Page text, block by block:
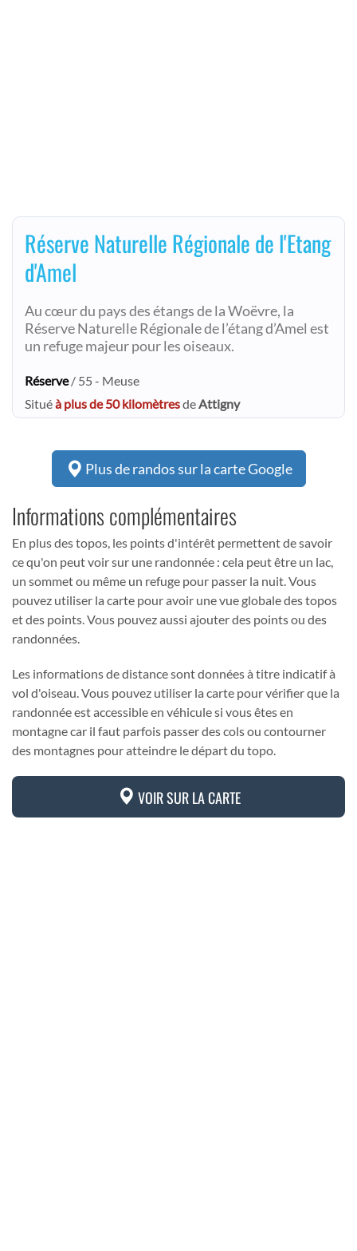
Réserve Naturelle Régionale de l'Etang
d'Amel
Au cœur du pays des étangs de la Woëvre, la
Réserve Naturelle Régionale de l’étang d’Amel est
un refuge majeur pour les oiseaux.
Réserve/ 55 - Meuse
Situéà plus de 50 kilomètresdeAttigny
Plus de randos sur la carte Google
Informations complémentaires
En plus des topos, les points d'intérêt permettent de savoir
ce qu'on peut voir sur une randonnée : cela peut être un lac,
un sommet ou même un refuge pour passer la nuit. Vous
pouvez utiliser la carte pour avoir une vue globale des topos
et des points. Vous pouvez aussi ajouter des points ou des
randonnées.
Les informations de distance sont données à titre indicatif à
vol d'oiseau. Vous pouvez utiliser la carte pour vérifier que la
randonnée est accessible en véhicule si vous êtes en
montagne car il faut parfois passer des cols ou contourner
des montagnes pour atteindre le départ du topo.
VOIR SUR LA CARTE